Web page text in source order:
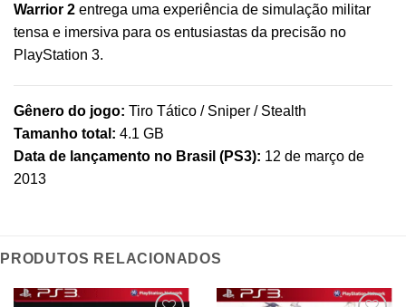
Warrior 2 entrega uma experiência de simulação militar
tensa e imersiva para os entusiastas da precisão no
PlayStation 3.
Gênero do jogo: Tiro Tático / Sniper / Stealth
Tamanho total: 4.1 GB
Data de lançamento no Brasil (PS3): 12 de março de
2013
PRODUTOS RELACIONADOS